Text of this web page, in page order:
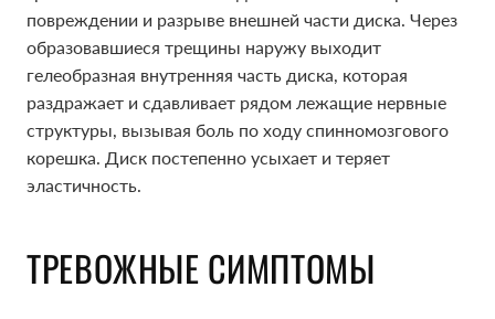
повреждении и разрыве внешней части диска. Через
образовавшиеся трещины наружу выходит
гелеобразная внутренняя часть диска, которая
раздражает и сдавливает рядом лежащие нервные
структуры, вызывая боль по ходу спинномозгового
корешка. Диск постепенно усыхает и теряет
эластичность.
ТРЕВОЖНЫЕ СИМПТОМЫ